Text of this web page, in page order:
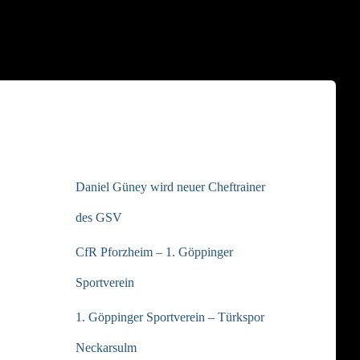
Daniel Güney wird neuer Cheftrainer
des GSV
CfR Pforzheim – 1. Göppinger
Sportverein
1. Göppinger Sportverein – Türkspor
Neckarsulm